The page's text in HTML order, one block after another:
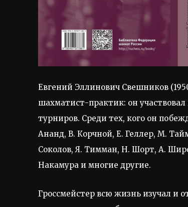
Евгений Эллинович Свешников
шахматист-практик: он
турниров. Среди тех, кого он
Ананд, В. Корчной, Е. Геллер, М.
Соколов, Я. Тимман, Н. Шорт, А.
Накамура и многие другие.
Гроссмейстер всю жизнь изучал и